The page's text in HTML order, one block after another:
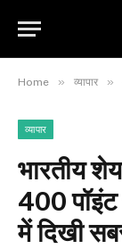
Home » व्यापार »
व्यापार
भारतीय
400 पॉइंट
में दिखी